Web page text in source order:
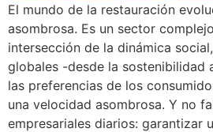
El mundo de la restauración
asombrosa. Es un sector
intersección de la dinámica
globales -desde la sostenibilidad
las preferencias de los
una velocidad asombrosa. Y no
empresariales diarios: garantizar